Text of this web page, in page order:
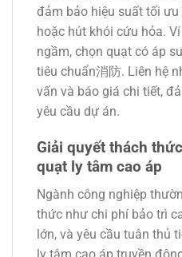
đảm bảo hiệu suất tối ưu
hoặc hút khói cứu hỏa.
ngầm, chọn quạt có áp
tiêu chuẩn消防. Liên hệ
vấn và báo giá chi tiết,
yêu cầu dự án.
Giải quyết thách
quạt ly tâm cao áp
Ngành công nghiệp
thức như chi phí bảo trì
lớn, và yêu cầu tuân thủ
ly tâm cao áp truyền